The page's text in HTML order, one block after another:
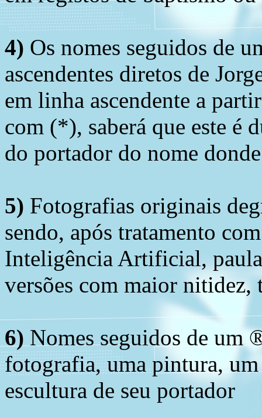
4) Os nomes seguidos de
ascendentes diretos de
em linha ascendente a
com (*), saberá que este é
do portador do nome
5) Fotografias originais
sendo, após tratamento
Inteligência Artificial,
versões com maior nitidez,
6) Nomes seguidos de um
fotografia, uma pintura,
escultura de seu portador